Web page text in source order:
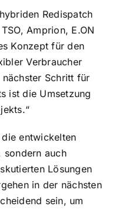
Redispatch
Amprion, E.ON
Konzept für den
Verbraucher
Schritt für
ist die Umsetzung
entwickelten
sondern auch
Lösungen
in der nächsten
sein, um